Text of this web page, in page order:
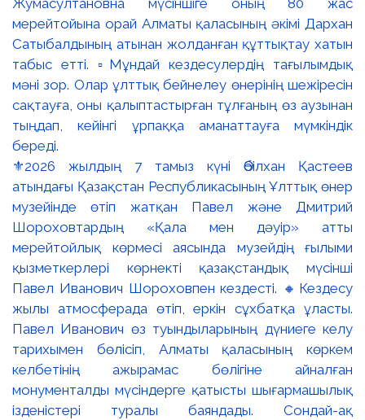
⚜️2026 жылдың 7 тамыз күні Әбілхан Қастеев
атындағы Қазақстан Республикасының Ұлттық өнер
музейінде өтіп жатқан Павел және Дмитрий
Шороховтардың «Қала мен дәуір» атты
мерейтойлық көрмесі аясында музейдің ғылыми
қызметкерлері көрнекті қазақстандық мүсінші
Павел Иванович Шороховпен кездесті. 🔸Кездесу
жылы атмосферада өтіп, еркін сұхбатқа ұласты.
Павел Иванович өз туындыларының дүниеге келу
тарихымен бөлісіп, Алматы қаласының көркем
келбетінің ажырамас бөлігіне айналған
монументалды мүсіндерге қатысты шығармашылық
ізденістері туралы баяндады. Сондай-ақ